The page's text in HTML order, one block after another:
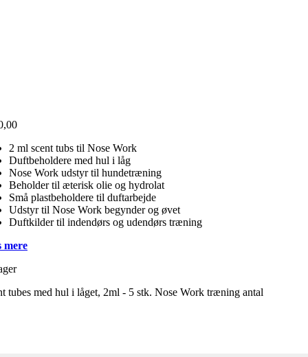
2 ml scent tubs til Nose Work
Duftbeholdere med hul i låg
Nose Work udstyr til hundetræning
Beholder til æterisk olie og hydrolat
Små plastbeholdere til duftarbejde
Udstyr til Nose Work begynder og øvet
Duftkilder til indendørs og udendørs træning
mere
tubes med hul i låget, 2ml - 5 stk. Nose Work træning antal